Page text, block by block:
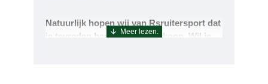
Natuurlijk hopen wij van Rsruitersport dat
je tevreden bent met uw aankoop. Wil je